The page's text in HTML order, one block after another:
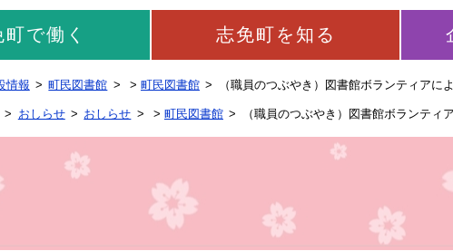
で働く 志免町を知る
情報 町民図書館 > 町民図書館 （職員のつぶやき）図書館ボランティアに
おしらせ おしらせ > 町民図書館 （職員のつぶやき）図書館ボランティ